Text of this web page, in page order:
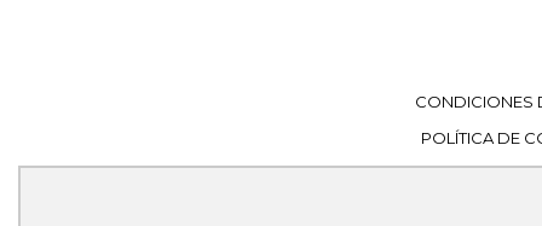
CONDICIONES
POLÍTICA DE